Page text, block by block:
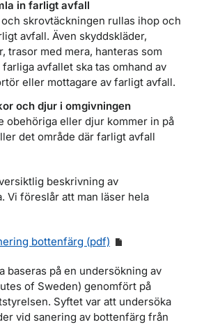
in farligt avfall
skrovtäckningen rullas ihop och
avfall. Även skyddskläder,
trasor med mera, hanteras som
avfallet ska tas omhand av
eller mottagare av farligt avfall.
och djur i omgivningen
obehöriga eller djur kommer in på
det område där farligt avfall
beskrivning av
Vi föreslår att man läser hela
bottenfärg (pdf)
baseras på en undersökning av
of Sweden) genomfört på
Syftet var att undersöka
vid sanering av bottenfärg från